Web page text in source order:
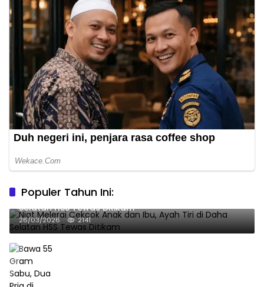
Populer Tahun Ini:
Niat Melerai Cekcok Anak dan Ibu, Ayah Tiri di Daha
Selatan HSS Tewas Ditikam
26/03/2026 2141